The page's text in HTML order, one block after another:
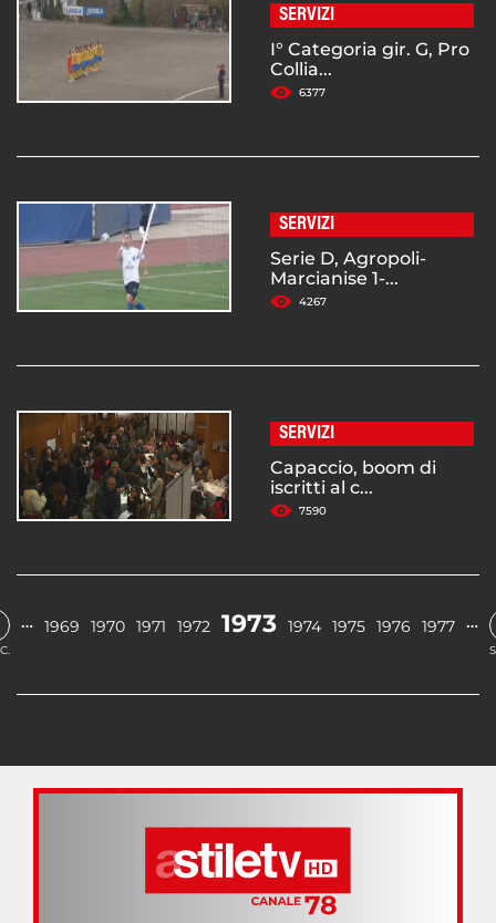
SERVIZI
I° Categoria gir. G, Pro
Collia...
6377
SERVIZI
Serie D, Agropoli-
Marcianise 1-...
4267
SERVIZI
Capaccio, boom di
iscritti al c...
7590
… 1969 1970 1971 1972 1973 1974 1975 1976 1977 …